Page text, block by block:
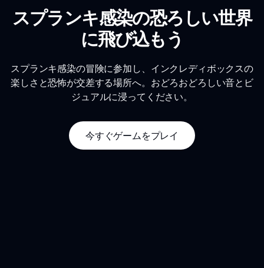
スプランキ感染の恐ろしい世界
に飛び込もう
スプランキ感染の冒険に参加し、インクレディボックスの
楽しさと恐怖が交差する場所へ。おどろおどろしい音とビ
ジュアルに浸ってください。
今すぐゲームをプレイ